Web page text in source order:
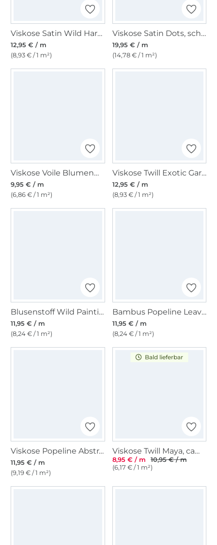
Viskose Satin Wild Harmony, grün
12,95 € / m
(8,93 € / 1 m²)
Viskose Satin Dots, schwarz
19,95 € / m
(14,78 € / 1 m²)
Viskose Voile Blumenmeer, lila
9,95 € / m
(6,86 € / 1 m²)
Viskose Twill Exotic Garden, gelb
12,95 € / m
(8,93 € / 1 m²)
Blusenstoff Wild Painting, wollweiß
11,95 € / m
(8,24 € / 1 m²)
Bambus Popeline Leaves, pink
11,95 € / m
(8,24 € / 1 m²)
Viskose Popeline Abstract Spots, ecru
11,95 € / m
(9,19 € / 1 m²)
Bald lieferbar
Viskose Twill Maya, camel
8,95 € / m
10,95 € / m
(6,17 € / 1 m²)